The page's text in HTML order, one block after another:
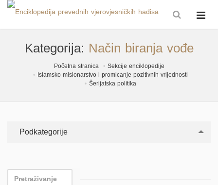
Kategorija: Način biranja vođe
Početna stranica
Sekcije enciklopedije
Islamsko misionarstvo i promicanje pozitivnih vrijednosti
Šerijatska politika
Podkategorije